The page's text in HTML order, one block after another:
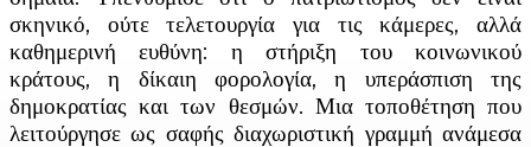
σκηνικό, ούτε τελετουργία για τις κάμερες, αλλά
καθημερινή ευθύνη: η στήριξη του κοινωνικού
κράτους, η δίκαιη φορολογία, η υπεράσπιση της
δημοκρατίας και των θεσμών. Μια τοποθέτηση που
λειτούργησε ως σαφής διαχωριστική γραμμή ανάμεσα